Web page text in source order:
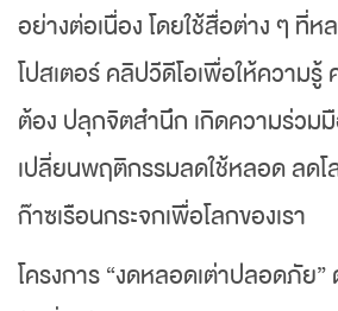
อย่างต่อเนื่อง โดยใช้สื่อต่าง ๆ ที่ห
โปสเตอร์ คลิปวีดีโอเพื่อให้ความรู้
ต้อง ปลุกจิตสํานึก เกิดความร่วม
เปลี่ยนพฤติกรรมลดใช้หลอด ลด
ก๊าซเรือนกระจกเพื่อโลกของเรา
โครงการ “งดหลอดเต่าปลอดภัย”